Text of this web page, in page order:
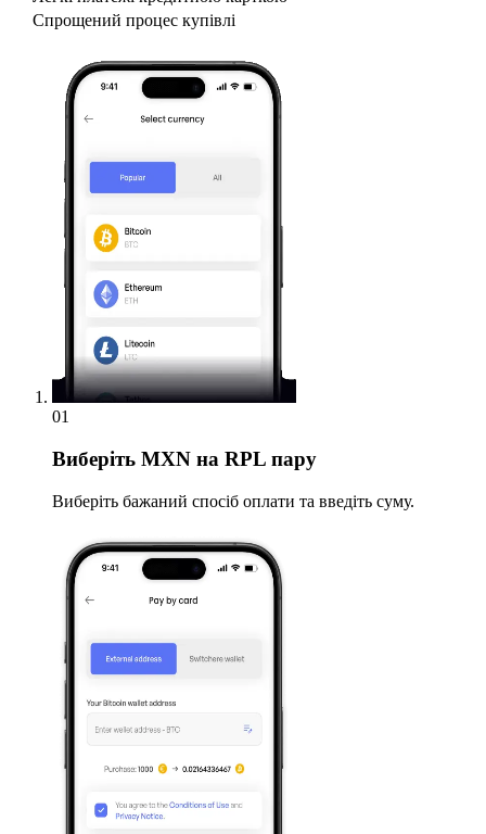
Спрощений процес купівлі
01
Виберіть MXN на RPL пару
Виберіть бажаний спосіб оплати та введіть суму.